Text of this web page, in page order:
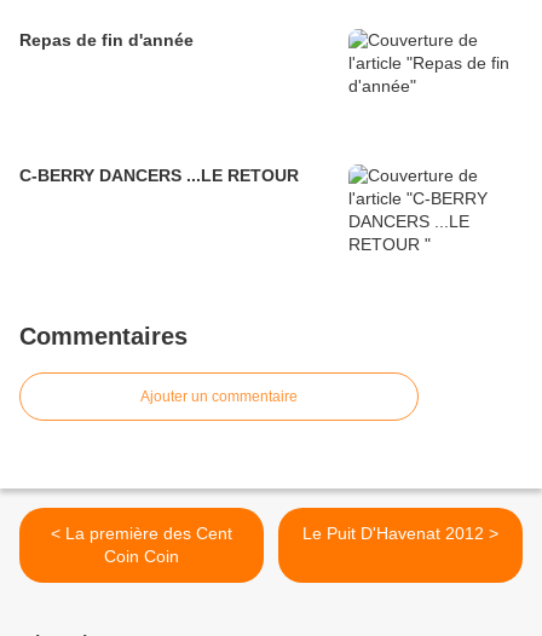
Repas de fin d'année
C-BERRY DANCERS ...LE RETOUR
Commentaires
Ajouter un commentaire
< La première des Cent
Coin Coin
Le Puit D'Havenat 2012 >